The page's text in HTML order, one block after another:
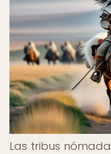
Las tribus